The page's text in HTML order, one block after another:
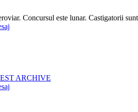
Concursul este lunar. Castigatorii
ARCHIVE